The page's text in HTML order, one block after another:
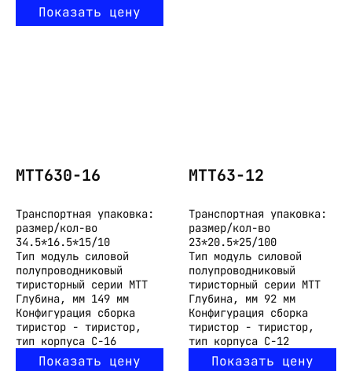
Показать цену
МТТ630-16
Транспортная упаковка:
размер/кол-во
34.5*16.5*15/10
Тип модуль силовой
полупроводниковый
тиристорный серии МТТ
Глубина, мм 149 мм
Конфигурация сборка
тиристор - тиристор,
тип корпуса С-16
Показать цену
МТТ63-12
Транспортная упаковка:
размер/кол-во
23*20.5*25/100
Тип модуль силовой
полупроводниковый
тиристорный серии МТТ
Глубина, мм 92 мм
Конфигурация сборка
тиристор - тиристор,
тип корпуса С-12
Показать цену